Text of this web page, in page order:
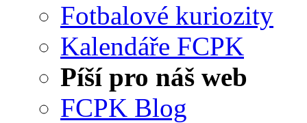
Fotbalové kuriozity
Kalendáře FCPK
Píší pro náš web
FCPK Blog